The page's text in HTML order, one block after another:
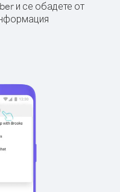
и се обадете от